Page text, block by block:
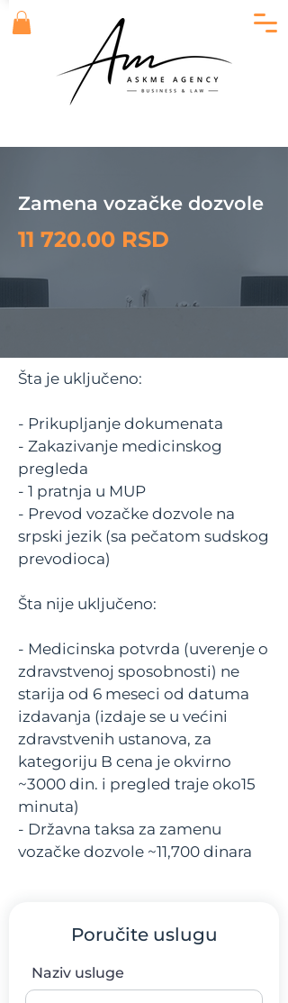
Zamena vozačke dozvole
11 720.00 RSD
Šta je uključeno:
- Prikupljanje dokumenata
- Zakazivanje medicinskog
pregleda
- 1 pratnja u MUP
- Prevod vozačke dozvole na
srpski jezik (sa pečatom sudskog
prevodioca)
Šta nije uključeno:
- Medicinska potvrda (uverenje o
zdravstvenoj sposobnosti) ne
starija od 6 meseci od datuma
izdavanja (izdaje se u većini
zdravstvenih ustanova, za
kategoriju B cena je okvirno
~3000 din. i pregled traje oko15
minuta)
- Državna taksa za zamenu
vozačke dozvole ~11,700 dinara
Poručite uslugu
Naziv usluge